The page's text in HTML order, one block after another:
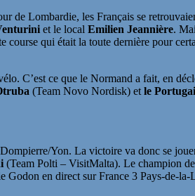
de Lombardie, les Français se
et le local Emilien Jeannière.
course qui était la toute dernière pour
C’est ce que le Normand a fait, en
(Team Novo Nordisk) et le
Yon. La victoire va donc se
(Team Polti – VisitMalta). Le champion
Godon en direct sur France 3 Pays-de-la-